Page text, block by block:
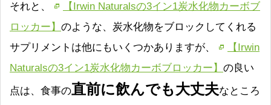
それと、
【Irwin Naturalsの3イン1炭水化物カーボブ
ロッカー】 のような、炭水化物をブロックしてくれる
サプリメントは他にもいくつかありますが、
【Irwin
Naturalsの3イン1炭水化物カーボブロッカー】 の良い
点は、食事の直前に飲んでも大丈夫なところ